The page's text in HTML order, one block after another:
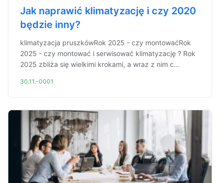
Jak naprawić klimatyzację i czy 2020
będzie inny?
klimatyzacja pruszkówRok 2025 - czy montowaćRok
2025 - czy montować i serwisować klimatyzację ? Rok
2025 zbliża się wielkimi krokami, a wraz z nim c...
30.11.-0001